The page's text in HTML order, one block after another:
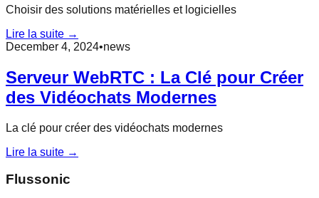
Choisir des solutions matérielles et logicielles
Lire la suite →
December 4, 2024•news
Serveur WebRTC : La Clé pour Créer
des Vidéochats Modernes
La clé pour créer des vidéochats modernes
Lire la suite →
Flussonic